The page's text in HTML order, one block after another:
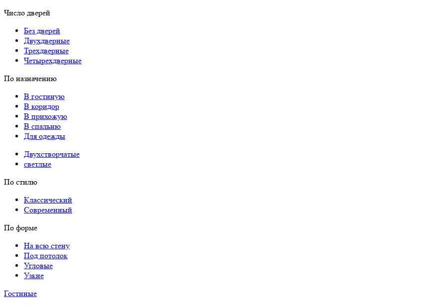
Число дверей
Без дверей
Двухдверные
Трехдверные
Четырехдверные
По назначению
В гостиную
В коридор
В прихожую
В спальню
Для одежды
Двухстворчатые
светлые
По стилю
Классический
Современный
По форме
На всю стену
Под потолок
Угловые
Узкие
Гостиные